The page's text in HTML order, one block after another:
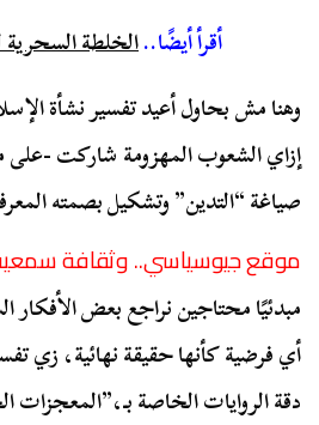
أقرأ أيضًا..الخلطة السحرية
وهنا مش بحاول أعيد تفسير نشأة
إزاي الشعوب المهزومة شاركت -
صياغة “التدين” وتشكيل بصمته
موقع جيوسياسي.. وثقافة
مبدئيًا محتاجين نراجع بعض الأفكار
أي فرضية كأنها حقيقة نهائية، زي
دقة الروايات الخاصة بـ،”المعجزات